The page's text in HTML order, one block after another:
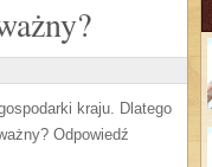
kraju. Dlatego
Odpowiedź